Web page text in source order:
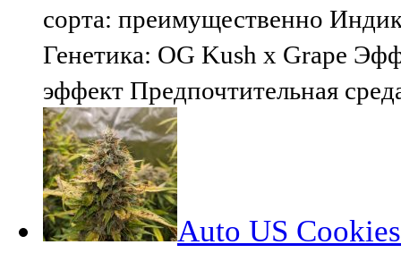
сорта: преимущественно
Генетика: OG Kush x Grape
эффект Предпочтительная
Auto US